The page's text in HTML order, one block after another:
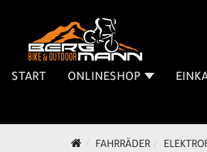
START ONLINESHOP
FAHRRÄDER